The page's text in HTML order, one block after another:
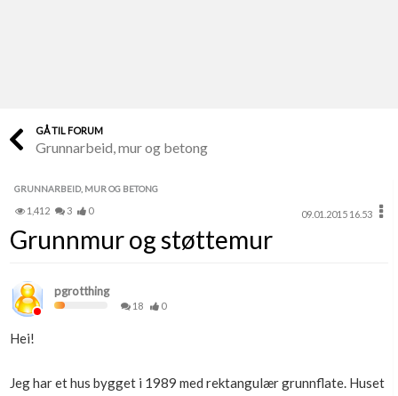
Finn håndverkere
Papirer som mangler
Skaff dokumentasjon som mangler
Kundeservice
Få svar på det du lurer på
GÅ TIL FORUM
Grunnarbeid, mur og betong
GRUNNARBEID, MUR OG BETONG
1,412 3 0 09.01.2015 16.53
Grunnmur og støttemur
pgrotthing
18 0
Hei!
Jeg har et hus bygget i 1989 med rektangulær grunnflate. Huset